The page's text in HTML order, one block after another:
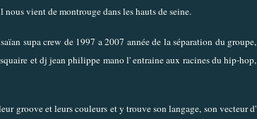
vient de montrouge dans les hauts de seine.
supa crew de 1997 a 2007 année de la séparation du groupe,
et dj jean philippe mano l' entraine aux racines du hip-hop,
groove et leurs couleurs et y trouve son langage, son vecteur d'